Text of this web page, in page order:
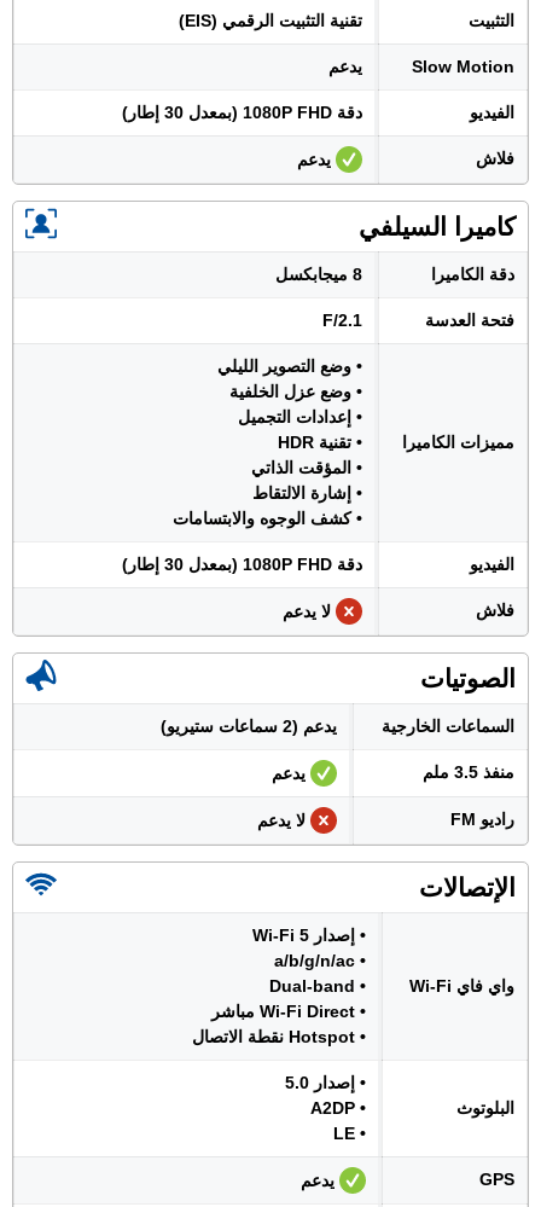
التثبيت تقنية التثبيت الرقمي (EIS)
Slow Motion يدعم
الفيديو دقة 1080P FHD (بمعدل 30 إطار)
فلاش يدعم
كاميرا السيلفي
دقة الكاميرا 8 ميجابكسل
فتحة العدسة F/2.1
مميزات الكاميرا
• وضع التصوير الليلي
• وضع عزل الخلفية
• إعدادات التجميل
• تقنية HDR
• المؤقت الذاتي
• إشارة الالتقاط
• كشف الوجوه والابتسامات
الفيديو دقة 1080P FHD (بمعدل 30 إطار)
فلاش لا يدعم
الصوتيات
السماعات الخارجية يدعم (2 سماعات ستيريو)
منفذ 3.5 ملم يدعم
راديو FM لا يدعم
الإتصالات
واي فاي Wi-Fi
• إصدار Wi-Fi 5
• a/b/g/n/ac
• Dual-band
• Wi-Fi Direct مباشر
• Hotspot نقطة الاتصال
البلوتوث
• إصدار 5.0
• A2DP
• LE
GPS يدعم